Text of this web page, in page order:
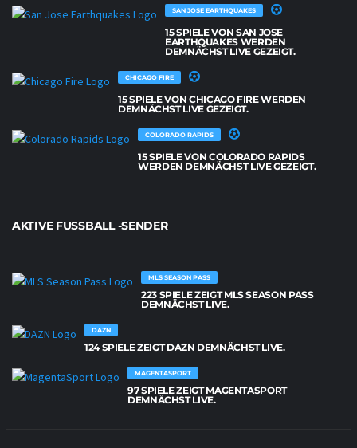
SAN JOSE EARTHQUAKES
15 SPIELE VON SAN JOSE
EARTHQUAKES WERDEN
DEMNÄCHST LIVE GEZEIGT.
CHICAGO FIRE
15 SPIELE VON CHICAGO FIRE WERDEN
DEMNÄCHST LIVE GEZEIGT.
COLORADO RAPIDS
15 SPIELE VON COLORADO RAPIDS
WERDEN DEMNÄCHST LIVE GEZEIGT.
AKTIVE FUSSBALL -SENDER
MLS SEASON PASS
223 SPIELE ZEIGT MLS SEASON PASS
DEMNÄCHST LIVE.
DAZN
124 SPIELE ZEIGT DAZN DEMNÄCHST LIVE.
MAGENTASPORT
97 SPIELE ZEIGT MAGENTASPORT
DEMNÄCHST LIVE.